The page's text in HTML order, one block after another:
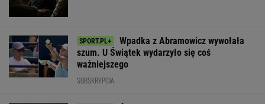
Wpadka z Abramowicz wywołała
szum. U Świątek wydarzyło się coś
ważniejszego
SUBSKRYPCJA